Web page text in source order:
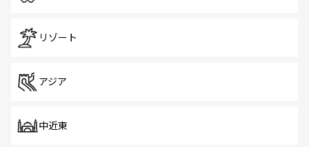
リゾート
アジア
中近東